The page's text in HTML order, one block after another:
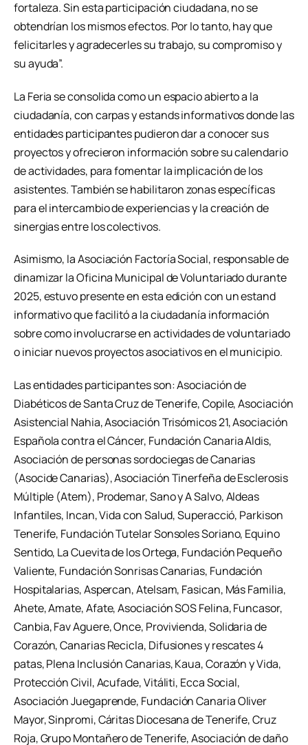
fortaleza. Sin esta participación ciudadana, no se
obtendrían los mismos efectos. Por lo tanto, hay que
felicitarles y agradecerles su trabajo, su compromiso y
su ayuda”.
La Feria se consolida como un espacio abierto a la
ciudadanía, con carpas y estands informativos donde las
entidades participantes pudieron dar a conocer sus
proyectos y ofrecieron información sobre su calendario
de actividades, para fomentar la implicación de los
asistentes. También se habilitaron zonas específicas
para el intercambio de experiencias y la creación de
sinergias entre los colectivos.
Asimismo, la Asociación Factoría Social, responsable de
dinamizar la Oficina Municipal de Voluntariado durante
2025, estuvo presente en esta edición con un estand
informativo que facilitó a la ciudadanía información
sobre como involucrarse en actividades de voluntariado
o iniciar nuevos proyectos asociativos en el municipio.
Las entidades participantes son: Asociación de
Diabéticos de Santa Cruz de Tenerife, Copile, Asociación
Asistencial Nahia, Asociación Trisómicos 21, Asociación
Española contra el Cáncer, Fundación Canaria Aldis,
Asociación de personas sordociegas de Canarias
(Asocide Canarias), Asociación Tinerfeña de Esclerosis
Múltiple (Atem), Prodemar, Sano y A Salvo, Aldeas
Infantiles, Incan, Vida con Salud, Superacció, Parkison
Tenerife, Fundación Tutelar Sonsoles Soriano, Equino
Sentido, La Cuevita de los Ortega, Fundación Pequeño
Valiente, Fundación Sonrisas Canarias, Fundación
Hospitalarias, Aspercan, Atelsam, Fasican, Más Familia,
Ahete, Amate, Afate, Asociación SOS Felina, Funcasor,
Canbia, Fav Aguere, Once, Provivienda, Solidaria de
Corazón, Canarias Recicla, Difusiones y rescates 4
patas, Plena Inclusión Canarias, Kaua, Corazón y Vida,
Protección Civil, Acufade, Vitáliti, Ecca Social,
Asociación Juegaprende, Fundación Canaria Oliver
Mayor, Sinpromi, Cáritas Diocesana de Tenerife, Cruz
Roja, Grupo Montañero de Tenerife, Asociación de daño